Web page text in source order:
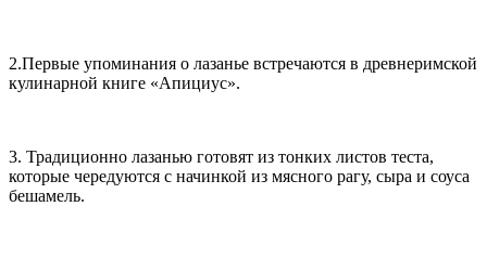
2.Первые упоминания о лазанье встречаются в древнеримской
кулинарной книге «Апициус».
3. Традиционно лазанью готовят из тонких листов теста,
которые чередуются с начинкой из мясного рагу, сыра и соуса
бешамель.